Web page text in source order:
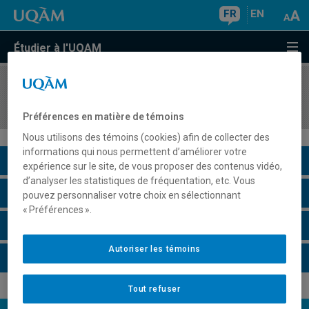
FR EN
Étudier à l'UQAM
COURS//
Description du cours
Horaire - Été 2026
Préférences en matière de témoins
Nous utilisons des témoins (cookies) afin de collecter des
informations qui nous permettent d’améliorer votre
expérience sur le site, de vous proposer des contenus vidéo,
d’analyser les statistiques de fréquentation, etc. Vous
pouvez personnaliser votre choix en sélectionnant
« Préférences ».
Tout refuser
Autoriser les témoins